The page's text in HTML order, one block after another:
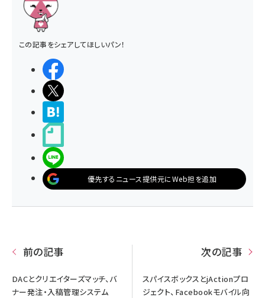
この記事をシェアしてほしいパン！
優先するニュース提供元にWeb担を追加
前の記事
DACとクリエイターズマッチ、バ
ナー発注・入稿管理システム
次の記事
スパイスボックスとjActionプロ
ジェクト、Facebookモバイル向